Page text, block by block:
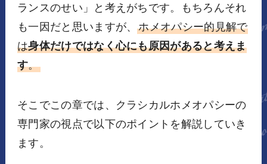
ランスのせい」と考えがちです。もちろんそれ
も一因だと思いますが、ホメオパシー的見解で
は身体だけではなく心にも原因があると考えま
す。
そこでこの章では、クラシカルホメオパシーの
専門家の視点で以下のポイントを解説していき
ます。